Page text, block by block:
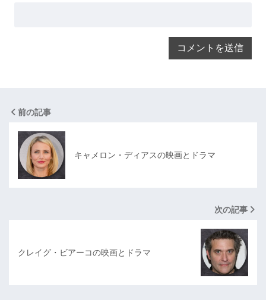
前の記事
キャメロン・ディアスの映画とドラマ
次の記事
クレイグ・ビアーコの映画とドラマ